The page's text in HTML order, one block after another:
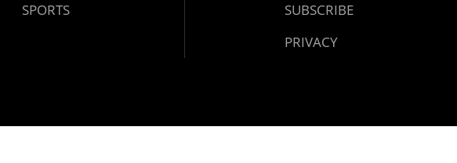
SPORTS
SUBSCRIBE
PRIVACY